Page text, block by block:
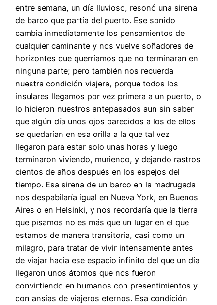
entre semana, un día lluvioso, resonó una sirena
de barco que partía del puerto. Ese sonido
cambia inmediatamente los pensamientos de
cualquier caminante y nos vuelve soñadores de
horizontes que querríamos que no terminaran en
ninguna parte; pero también nos recuerda
nuestra condición viajera, porque todos los
insulares llegamos por vez primera a un puerto, o
lo hicieron nuestros antepasados aun sin saber
que algún día unos ojos parecidos a los de ellos
se quedarían en esa orilla a la que tal vez
llegaron para estar solo unas horas y luego
terminaron viviendo, muriendo, y dejando rastros
cientos de años después en los espejos del
tiempo. Esa sirena de un barco en la madrugada
nos despabilaría igual en Nueva York, en Buenos
Aires o en Helsinki, y nos recordaría que la tierra
que pisamos no es más que un lugar en el que
estamos de manera transitoria, casi como un
milagro, para tratar de vivir intensamente antes
de viajar hacia ese espacio infinito del que un día
llegaron unos átomos que nos fueron
convirtiendo en humanos con presentimientos y
con ansias de viajeros eternos. Esa condición